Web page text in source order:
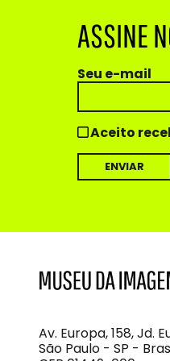
ASSINE
Seu e-mail
Aceito
Imagem
e
Av. Europa, 158, Jd.
São Paulo - SP -